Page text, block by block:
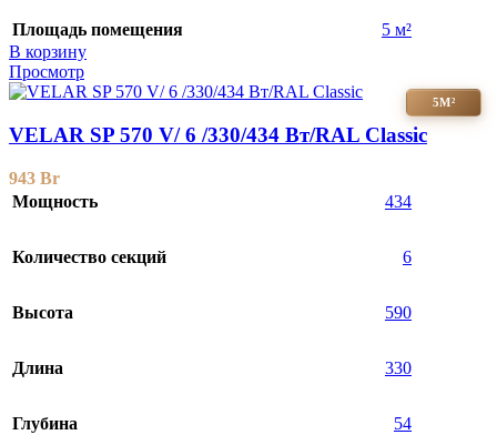
Площадь помещения
5 м²
В корзину
Просмотр
5М²
VELAR SP 570 V/ 6 /330/434 Вт/RAL Classic
943 Br
Мощность
434
Количество секций 6
Высота 590
Длина 330
Глубина 54